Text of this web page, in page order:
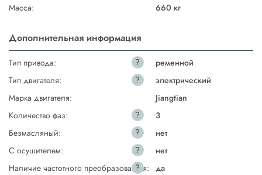
Масса:
660 кг
Дополнительная информация
Тип привода: ?
ременной
Тип двигателя:
?
электрический
Марка двигателя:
Jiangtian
Количество фаз:
?
3
Безмасляный:
?
нет
С осушителем:
?
нет
Наличие частотного преобразователя:
?
да